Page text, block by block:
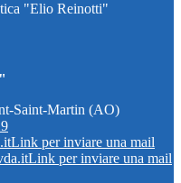
"Elio Reinotti"
Saint-Martin (AO)
Link per inviare una mail
Link per inviare una mail